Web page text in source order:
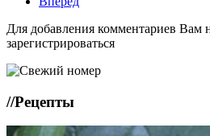
Для добавления комментариев Вам
зарегистрироваться
//Рецепты